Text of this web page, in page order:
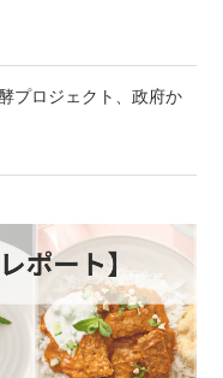
プロジェクト、政府か